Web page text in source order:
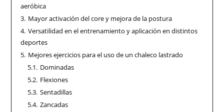
aeróbica
3. Mayor activación del core y mejora de la postura
4. Versatilidad en el entrenamiento y aplicación en distintos
deportes
5. Mejores ejercicios para el uso de un chaleco lastrado
5.1. Dominadas
5.2. Flexiones
5.3. Sentadillas
5.4. Zancadas